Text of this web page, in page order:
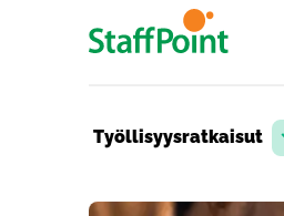
Hyppää pääsisältöön
Työllisyysratkaisut